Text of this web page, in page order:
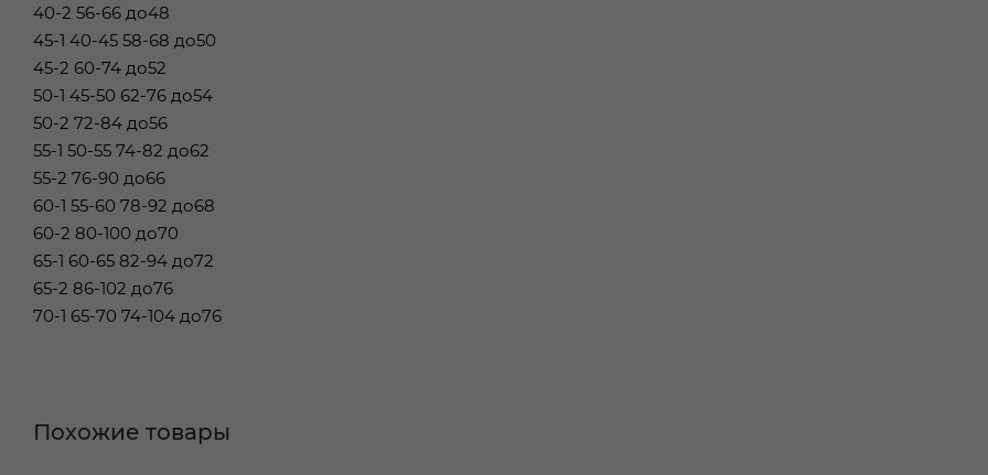
40-2 56-66 до48
45-1 40-45 58-68 до50
45-2 60-74 до52
50-1 45-50 62-76 до54
50-2 72-84 до56
55-1 50-55 74-82 до62
55-2 76-90 до66
60-1 55-60 78-92 до68
60-2 80-100 до70
65-1 60-65 82-94 до72
65-2 86-102 до76
70-1 65-70 74-104 до76
Похожие товары